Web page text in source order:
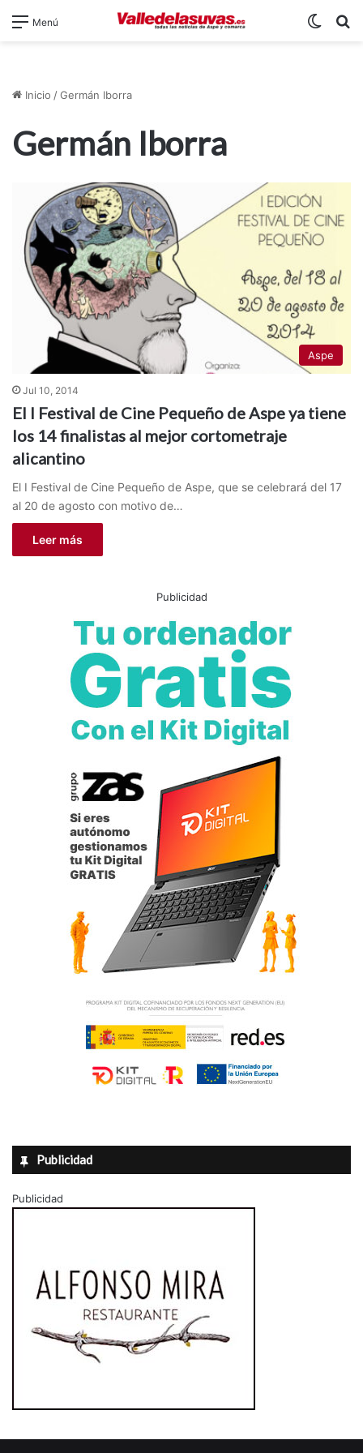
Menú
Inicio /Germán Iborra
Germán Iborra
Aspe
Jul 10, 2014
El I Festival de Cine Pequeño de Aspe ya tiene
los 14 finalistas al mejor cortometraje
alicantino
El I Festival de Cine Pequeño de Aspe, que se celebrará del 17
al 20 de agosto con motivo de…
Leer más
Publicidad
Publicidad
Publicidad